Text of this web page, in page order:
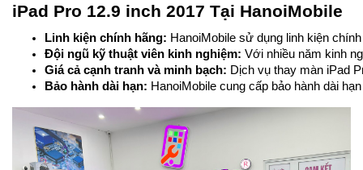
iPad Pro 12.9 inch 2017 Tại HanoiMobile
Linh kiện chính hãng: HanoiMobile sử dụng linh kiện
Đội ngũ kỹ thuật viên kinh nghiệm: Với nhiều năm kinh
Giá cả cạnh tranh và minh bạch: Dịch vụ thay màn iPad
Bảo hành dài hạn: HanoiMobile cung cấp bảo hành dài